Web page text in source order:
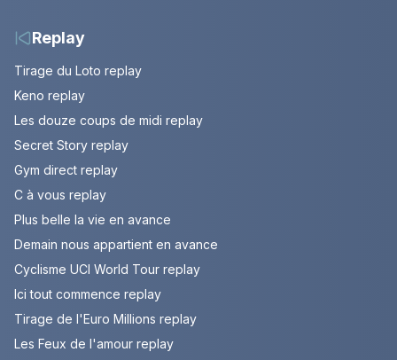
Replay
Tirage du Loto replay
Keno replay
Les douze coups de midi replay
Secret Story replay
Gym direct replay
C à vous replay
Plus belle la vie en avance
Demain nous appartient en avance
Cyclisme UCI World Tour replay
Ici tout commence replay
Tirage de l'Euro Millions replay
Les Feux de l'amour replay